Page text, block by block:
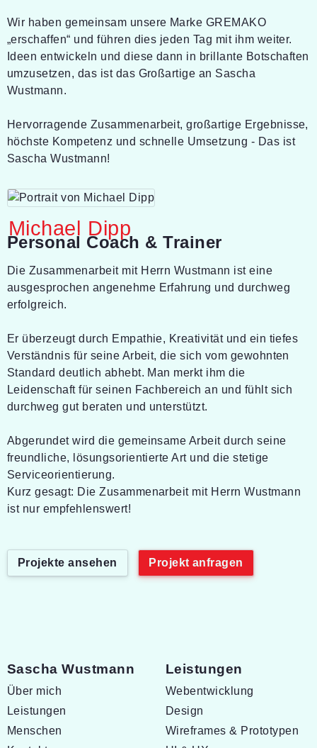
Wir haben gemeinsam unsere Marke GREMAKO
„erschaffen“ und führen dies jeden Tag mit ihm weiter.
Ideen entwickeln und diese dann in brillante Botschaften
umzusetzen, das ist das Großartige an Sascha
Wustmann.
Hervorragende Zusammenarbeit, großartige Ergebnisse,
höchste Kompetenz und schnelle Umsetzung - Das ist
Sascha Wustmann!
Michael Dipp
Personal Coach & Trainer
Die Zusammenarbeit mit Herrn Wustmann ist eine
ausgesprochen angenehme Erfahrung und durchweg
erfolgreich.
Er überzeugt durch Empathie, Kreativität und ein tiefes
Verständnis für seine Arbeit, die sich vom gewohnten
Standard deutlich abhebt. Man merkt ihm die
Leidenschaft für seinen Fachbereich an und fühlt sich
durchweg gut beraten und unterstützt.
Abgerundet wird die gemeinsame Arbeit durch seine
freundliche, lösungsorientierte Art und die stetige
Serviceorientierung.
Kurz gesagt: Die Zusammenarbeit mit Herrn Wustmann
ist nur empfehlenswert!
Projekte ansehen Projekt anfragen
Sascha Wustmann
Navigation überspringen
Über mich
Leistungen
Menschen
Leistungen
Navigation überspringen
Webentwicklung
Design
Wireframes & Prototypen